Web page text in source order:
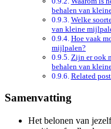
behalen van
Welke
van kleine
Hoe vaak
mijlpalen?
Zijn er ook
behalen van
Related
Samenvatting
Het belonen van